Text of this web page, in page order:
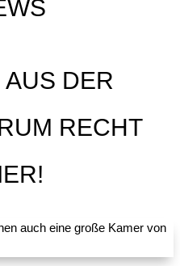
DER
RECHT